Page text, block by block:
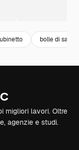
bolle di
migliori lavori. Oltre
agenzie e studi.